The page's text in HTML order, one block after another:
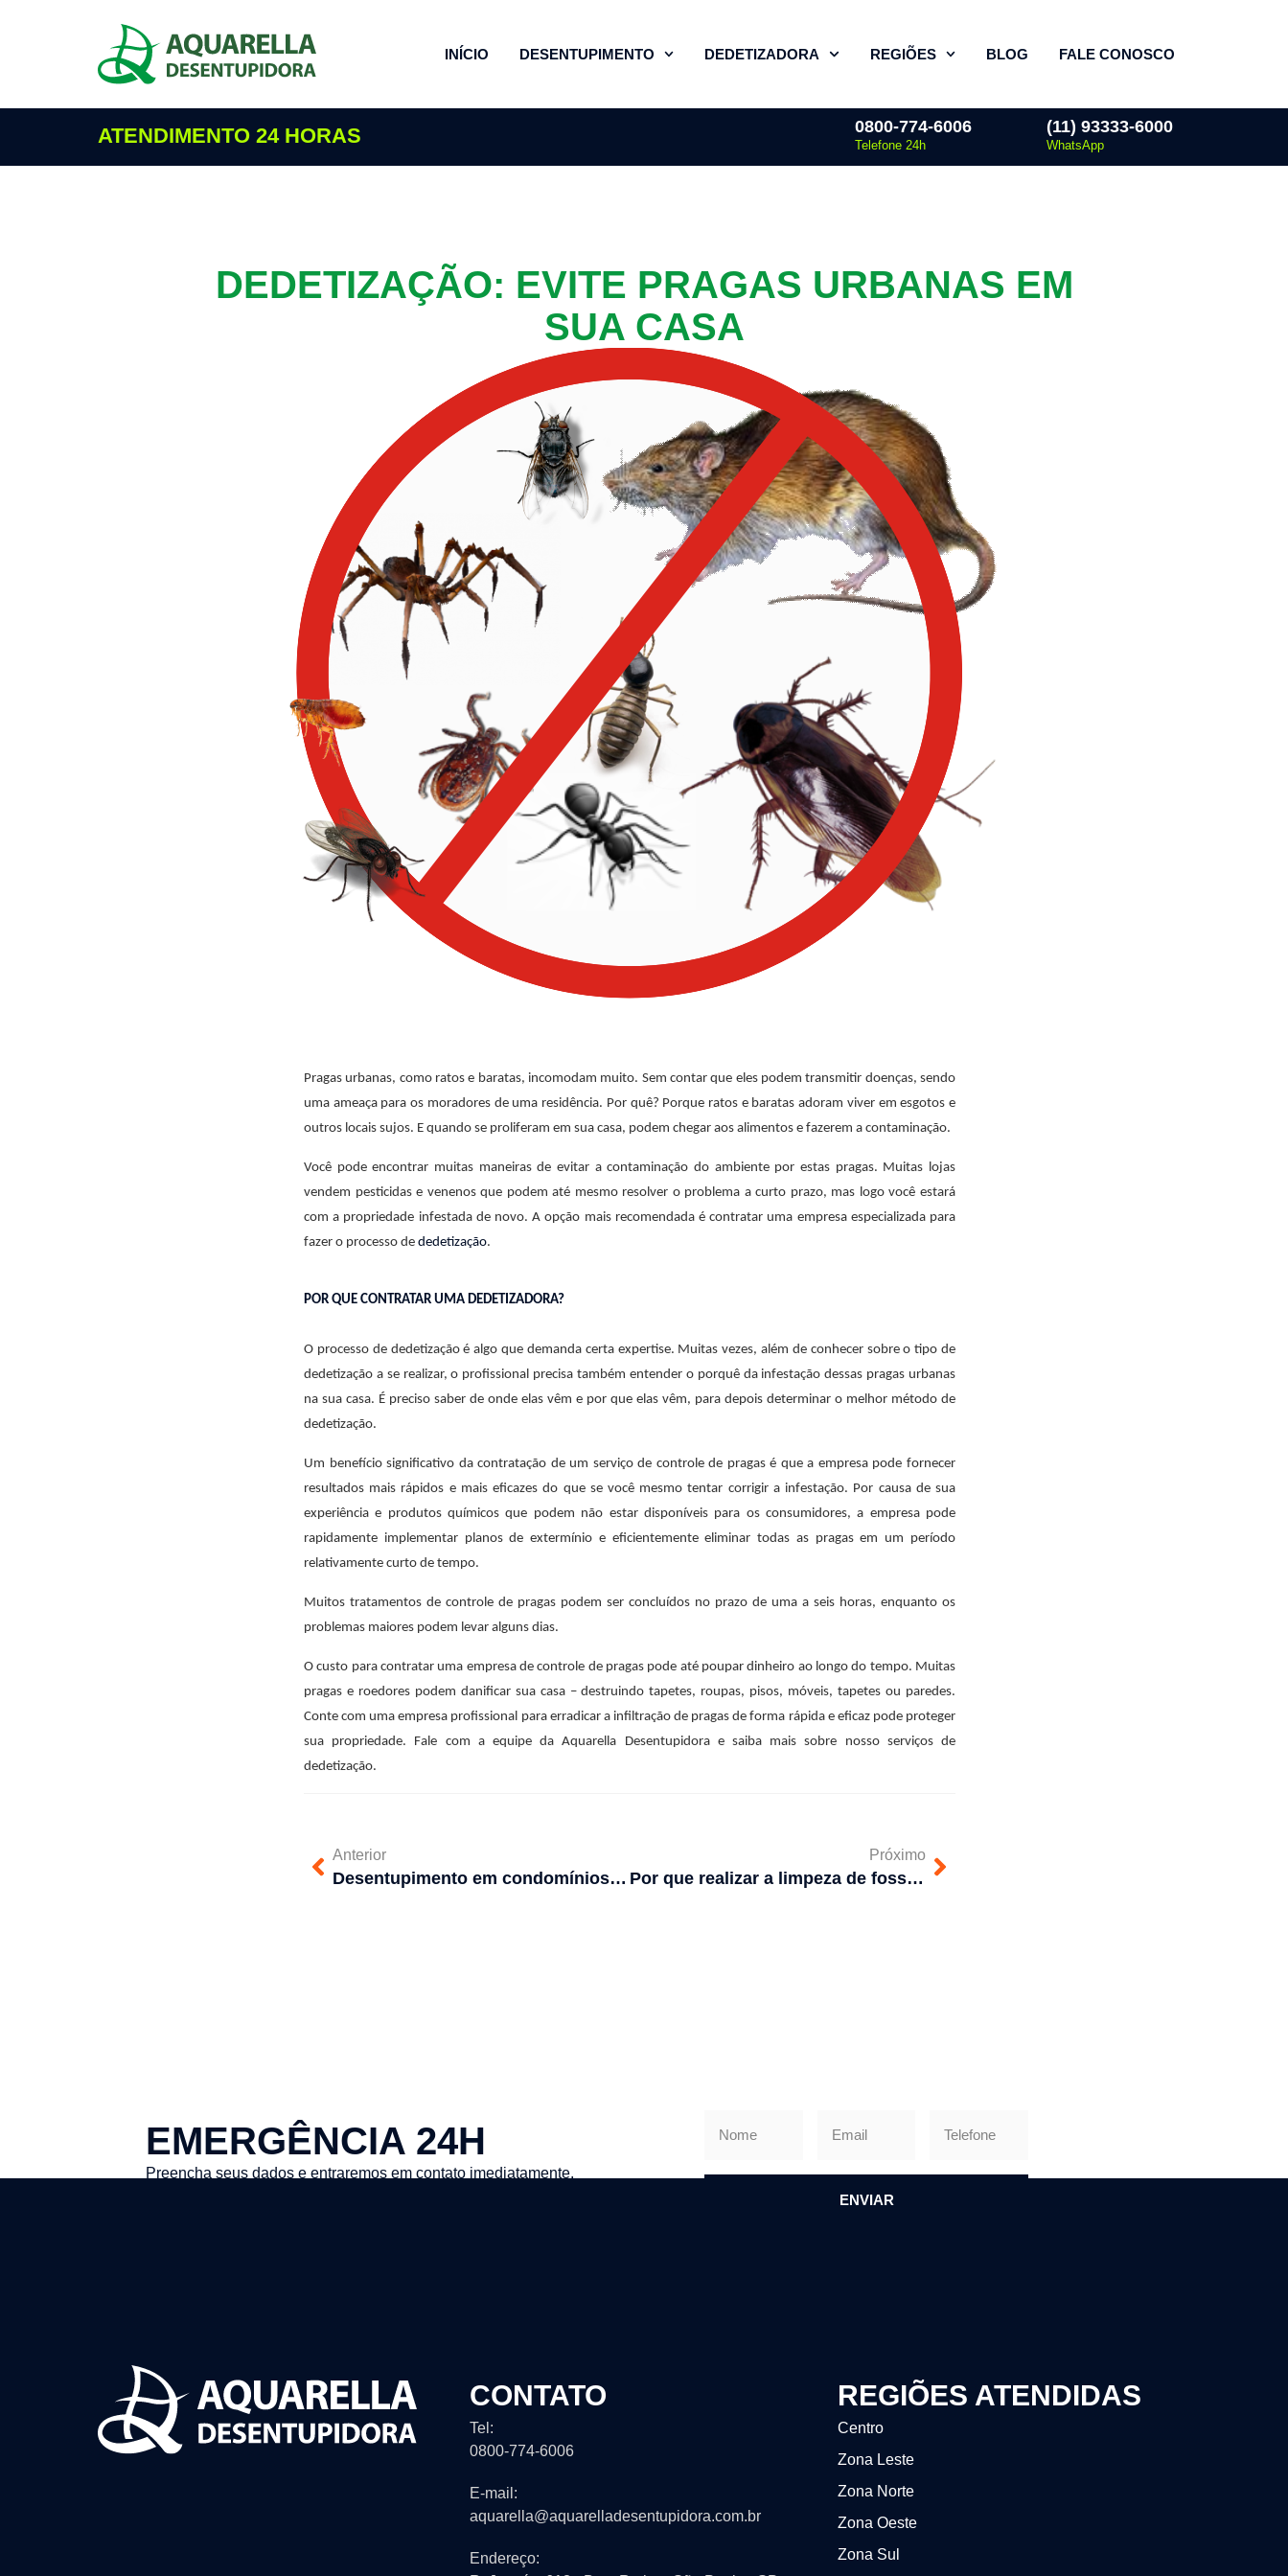
INÍCIO DESENTUPIMENTO DEDETIZADORA REGIÕES BLOG FALE CONOSCO
ATENDIMENTO 24 HORAS 0800-774-6006
Telefone 24h
(11) 93333-6000
WhatsApp
DEDETIZAÇÃO: EVITE PRAGAS URBANAS EM
SUA CASA
Pragas urbanas, como ratos e baratas, incomodam muito. Sem contar que eles podem transmitir doenças, sendo
uma ameaça para os moradores de uma residência. Por quê? Porque ratos e baratas adoram viver em esgotos e
outros locais sujos. E quando se proliferam em sua casa, podem chegar aos alimentos e fazerem a contaminação.
Você pode encontrar muitas maneiras de evitar a contaminação do ambiente por estas pragas. Muitas lojas
vendem pesticidas e venenos que podem até mesmo resolver o problema a curto prazo, mas logo você estará
com a propriedade infestada de novo. A opção mais recomendada é contratar uma empresa especializada para
fazer o processo de dedetização.
POR QUE CONTRATAR UMA DEDETIZADORA?
O processo de dedetização é algo que demanda certa expertise. Muitas vezes, além de conhecer sobre o tipo de
dedetização a se realizar, o profissional precisa também entender o porquê da infestação dessas pragas urbanas
na sua casa. É preciso saber de onde elas vêm e por que elas vêm, para depois determinar o melhor método de
dedetização.
Um benefício significativo da contratação de um serviço de controle de pragas é que a empresa pode fornecer
resultados mais rápidos e mais eficazes do que se você mesmo tentar corrigir a infestação. Por causa de sua
experiência e produtos químicos que podem não estar disponíveis para os consumidores, a empresa pode
rapidamente implementar planos de extermínio e eficientemente eliminar todas as pragas em um período
relativamente curto de tempo.
Muitos tratamentos de controle de pragas podem ser concluídos no prazo de uma a seis horas, enquanto os
problemas maiores podem levar alguns dias.
O custo para contratar uma empresa de controle de pragas pode até poupar dinheiro ao longo do tempo. Muitas
pragas e roedores podem danificar sua casa – destruindo tapetes, roupas, pisos, móveis, tapetes ou paredes.
Conte com uma empresa profissional para erradicar a infiltração de pragas de forma rápida e eficaz pode proteger
sua propriedade. Fale com a equipe da Aquarella Desentupidora e saiba mais sobre nosso serviços de
dedetização.
Anterior
Desentupimento em condomínios: O que considerar?
Próximo
Por que realizar a limpeza de fossa?
EMERGÊNCIA 24H
Preencha seus dados e entraremos em contato imediatamente.
ENVIAR
CONTATO
Tel:
0800-774-6006
E-mail:
aquarella@aquarelladesentupidora.com.br
Endereço:
REGIÕES ATENDIDAS
Centro
Zona Leste
Zona Norte
Zona Oeste
Zona Sul